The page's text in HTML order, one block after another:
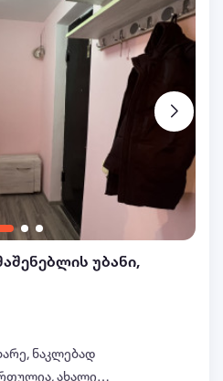
უბანი,
ნაკლებად
ახალი